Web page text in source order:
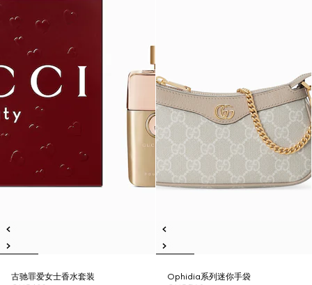
古驰罪爱女士香水套装
Ophidia系列迷你手袋